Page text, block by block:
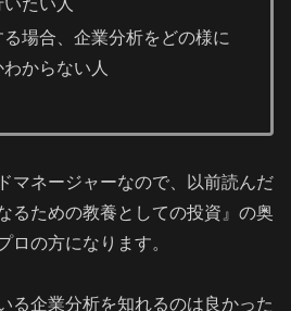
場合、企業分析をどの様に
からない人
マネージャーなので、以前読んだ
るための教養としての投資』の奥
ロの方になります。
る企業分析を知れるのは良かった